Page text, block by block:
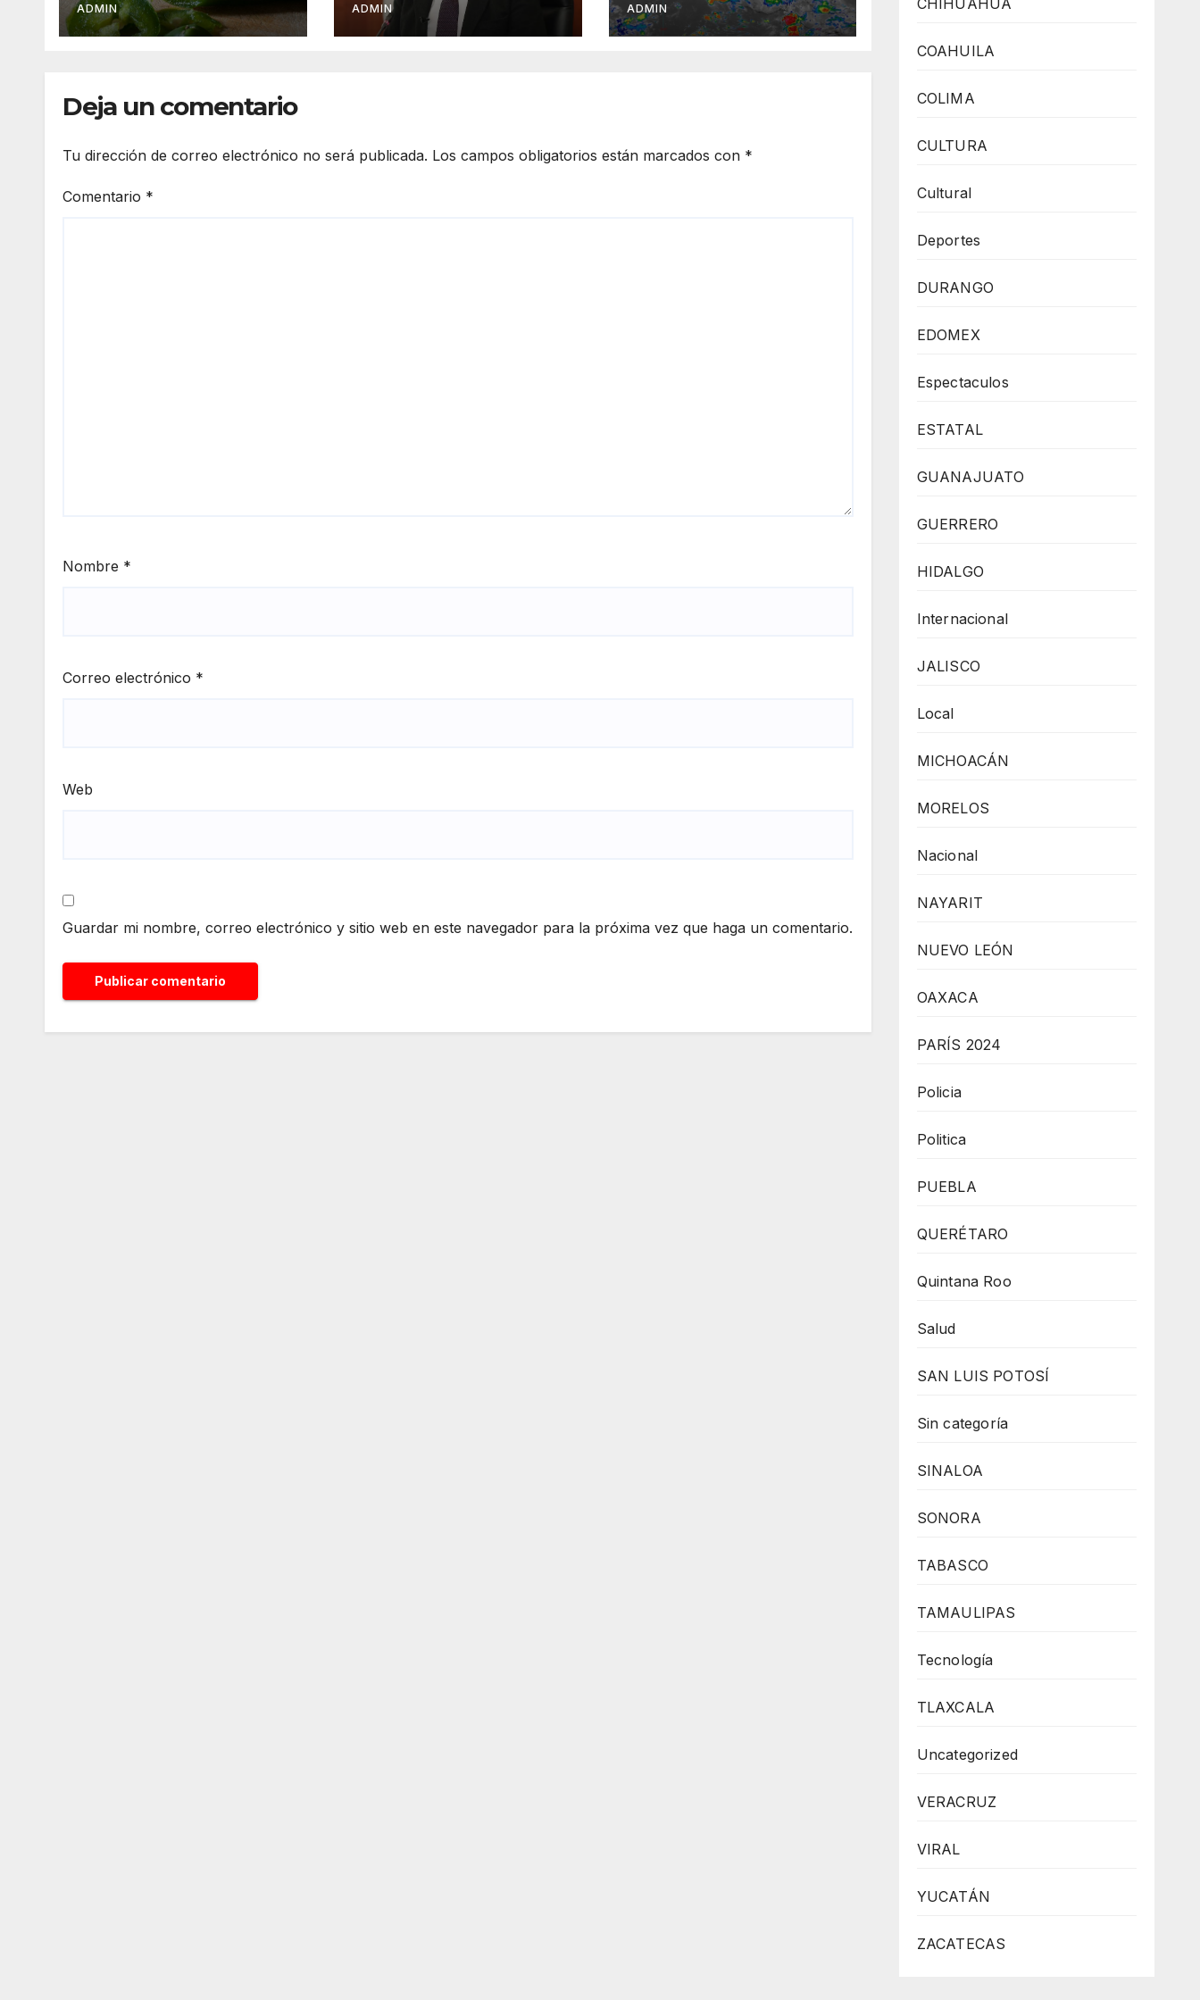
reportan 345 casos
ADMIN
el semestre
mediante el diálogo
ADMIN ADMIN
Deja un comentario
Tu dirección de correo electrónico no será publicada. Los campos obligatorios están marcados con *
Comentario *
Nombre *
Correo electrónico *
Web
Guardar mi nombre, correo electrónico y sitio web en este navegador para la próxima vez que haga un comentario.
CHIHUAHUA
COAHUILA
COLIMA
CULTURA
Cultural
Deportes
DURANGO
EDOMEX
Espectaculos
ESTATAL
GUANAJUATO
GUERRERO
HIDALGO
Internacional
JALISCO
Local
MICHOACÁN
MORELOS
Nacional
NAYARIT
NUEVO LEÓN
OAXACA
PARÍS 2024
Policia
Politica
PUEBLA
QUERÉTARO
Quintana Roo
Salud
SAN LUIS POTOSÍ
Sin categoría
SINALOA
SONORA
TABASCO
TAMAULIPAS
Tecnología
TLAXCALA
Uncategorized
VERACRUZ
VIRAL
YUCATÁN
ZACATECAS